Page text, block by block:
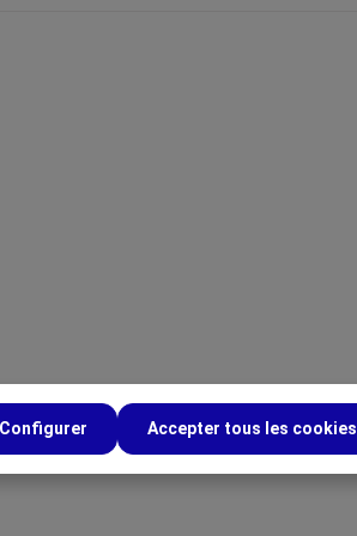
Configurer Accepter tous les cookies